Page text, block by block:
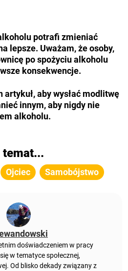
potrafi zmieniać
lepsze. Uważam, że osoby,
po spożyciu alkoholu
konsekwencje.
artykuł, aby wysłać modlitwę
innym, aby nigdy nie
alkoholu.
temat...
Ojciec Samobójstwo
doświadczeniem w pracy
w tematyce społecznej,
Od blisko dekady związany z